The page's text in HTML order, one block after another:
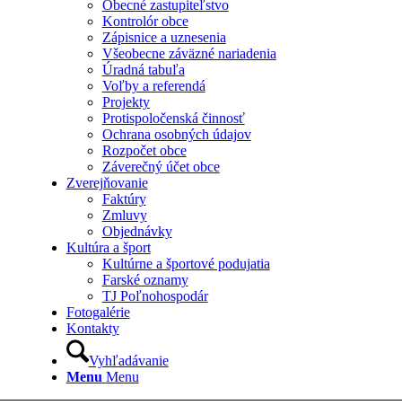
Obecné zastupiteľstvo
Kontrolór obce
Zápisnice a uznesenia
Všeobecne záväzné nariadenia
Úradná tabuľa
Voľby a referendá
Projekty
Protispoločenská činnosť
Ochrana osobných údajov
Rozpočet obce
Záverečný účet obce
Zverejňovanie
Faktúry
Zmluvy
Objednávky
Kultúra a šport
Kultúrne a športové podujatia
Farské oznamy
TJ Poľnohospodár
Fotogalérie
Kontakty
Vyhľadávanie
Menu Menu